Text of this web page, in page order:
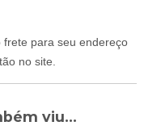
frete para seu endereço
no site.
viu...